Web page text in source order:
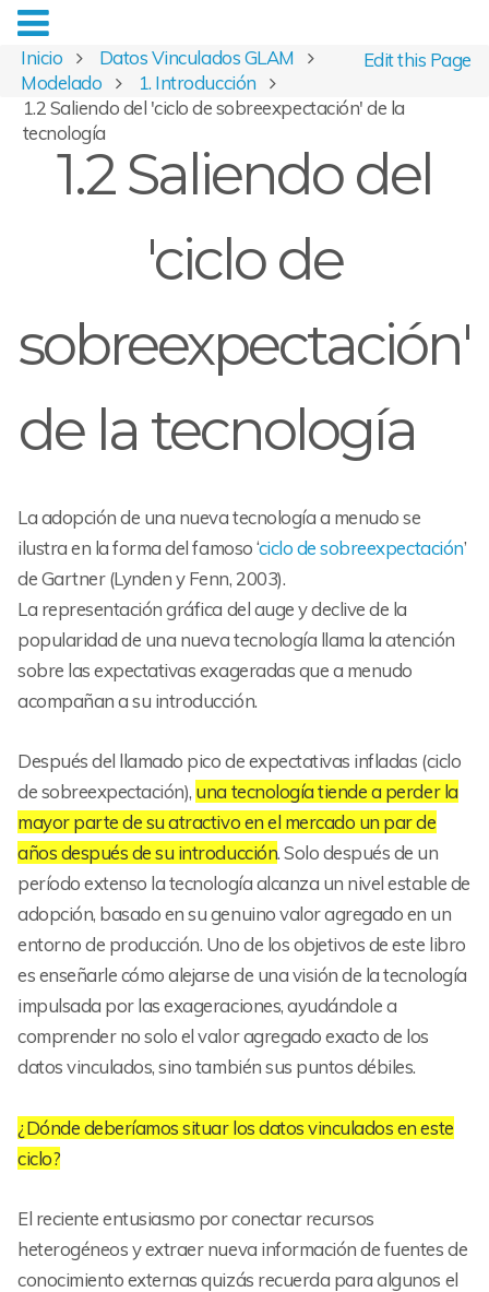
Edit this Page
Inicio
Datos Vinculados GLAM
Modelado
1. Introducción
1.2 Saliendo del 'ciclo de sobreexpectación' de la
tecnología
1.2 Saliendo del
'ciclo de
sobreexpectación'
de la tecnología
La adopción de una nueva tecnología a menudo se
ilustra en la forma del famoso ‘ciclo de sobreexpectación’
de Gartner (Lynden y Fenn, 2003).
La representación gráfica del auge y declive de la
popularidad de una nueva tecnología llama la atención
sobre las expectativas exageradas que a menudo
acompañan a su introducción.
Después del llamado pico de expectativas infladas (ciclo
de sobreexpectación), una tecnología tiende a perder la
mayor parte de su atractivo en el mercado un par de
años después de su introducción. Solo después de un
período extenso la tecnología alcanza un nivel estable de
adopción, basado en su genuino valor agregado en un
entorno de producción. Uno de los objetivos de este libro
es enseñarle cómo alejarse de una visión de la tecnología
impulsada por las exageraciones, ayudándole a
comprender no solo el valor agregado exacto de los
datos vinculados, sino también sus puntos débiles.
¿Dónde deberíamos situar los datos vinculados en este
ciclo?
El reciente entusiasmo por conectar recursos
heterogéneos y extraer nueva información de fuentes de
conocimiento externas quizás recuerda para algunos el